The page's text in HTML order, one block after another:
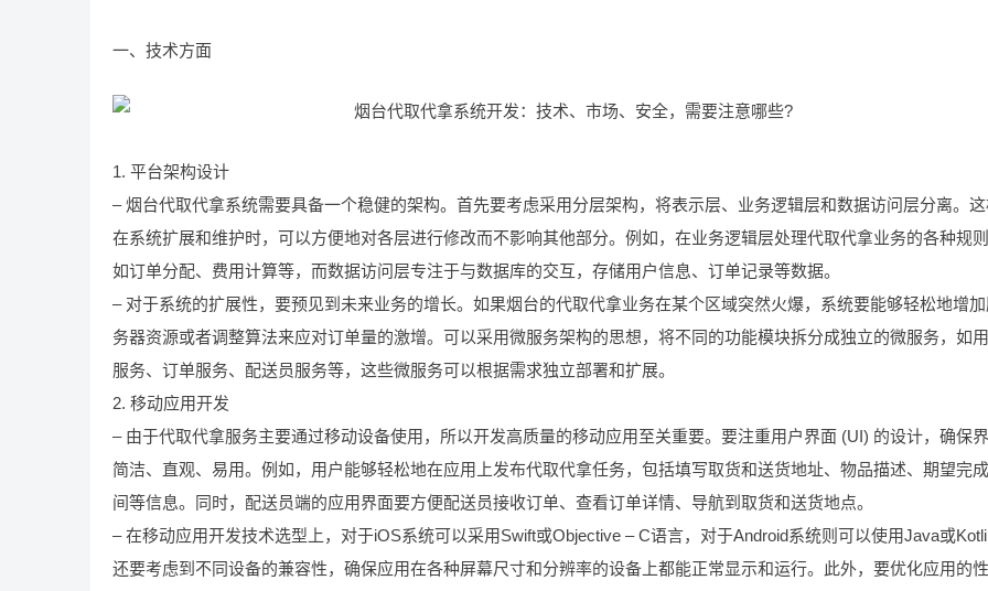
一、技术方面
1. 平台架构设计
– 烟台代取代拿系统需要具备一个稳健的架构。首先要考虑采用分层架构，将表示层、业务逻辑层和数据访问层分离。
在系统扩展和维护时，可以方便地对各层进行修改而不影响其他部分。例如，在业务逻辑层处理代取代拿业务的各种规则
如订单分配、费用计算等，而数据访问层专注于与数据库的交互，存储用户信息、订单记录等数据。
– 对于系统的扩展性，要预见到未来业务的增长。如果烟台的代取代拿业务在某个区域突然火爆，系统要能够轻松地增加
务器资源或者调整算法来应对订单量的激增。可以采用微服务架构的思想，将不同的功能模块拆分成独立的微服务，如
服务、订单服务、配送员服务等，这些微服务可以根据需求独立部署和扩展。
2. 移动应用开发
– 由于代取代拿服务主要通过移动设备使用，所以开发高质量的移动应用至关重要。要注重用户界面 (UI) 的设计，确保
简洁、直观、易用。例如，用户能够轻松地在应用上发布代取代拿任务，包括填写取货和送货地址、物品描述、期望完
间等信息。同时，配送员端的应用界面要方便配送员接收订单、查看订单详情、导航到取货和送货地点。
– 在移动应用开发技术选型上，对于iOS系统可以采用Swift或Objective – C语言，对于Android系统则可以使用Java或
还要考虑到不同设备的兼容性，确保应用在各种屏幕尺寸和分辨率的设备上都能正常显示和运行。此外，要优化应用的性